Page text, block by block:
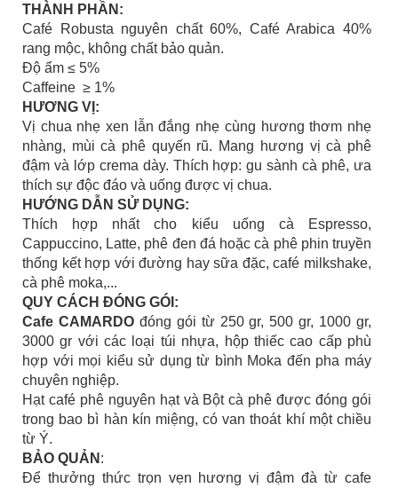
THÀNH PHẦN:
Café Robusta nguyên chất 60%, Café Arabica 40%
rang mộc, không chất bảo quản.
Độ ẩm ≤ 5%
Caffeine ≥ 1%
HƯƠNG VỊ:
Vị chua nhẹ xen lẫn đắng nhẹ cùng hương thơm nhẹ
nhàng, mùi cà phê quyến rũ. Mang hương vị cà phê
đậm và lớp crema dày. Thích hợp: gu sành cà phê, ưa
thích sự độc đáo và uống được vị chua.
HƯỚNG DẪN SỬ DỤNG:
Thích hợp nhất cho kiểu uống cà Espresso,
Cappuccino, Latte, phê đen đá hoặc cà phê phin truyền
thống kết hợp với đường hay sữa đặc, café milkshake,
cà phê moka,...
QUY CÁCH ĐÓNG GÓI:
Cafe CAMARDOđóng gói từ 250 gr, 500 gr, 1000 gr,
3000 gr với các loại túi nhựa, hộp thiếc cao cấp phù
hợp với mọi kiểu sử dụng từ bình Moka đến pha máy
chuyên nghiệp.
Hạt café phê nguyên hạt và Bột cà phê được đóng gói
trong bao bì hàn kín miệng, có van thoát khí một chiều
từ Ý.
BẢO QUẢN :
Để thưởng thức trọn vẹn hương vị đậm đà từ cafe